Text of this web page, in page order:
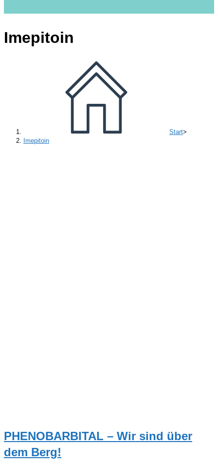
Imepitoin
Start>
Imepitoin
PHENOBARBITAL – Wir sind über
dem Berg!